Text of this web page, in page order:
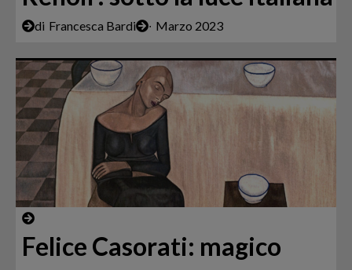
di Francesca Bardi ∙ Marzo 2023
Felice Casorati: magico